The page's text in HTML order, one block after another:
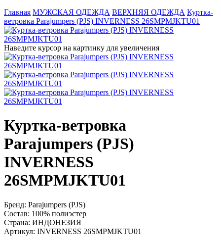
Главная МУЖСКАЯ ОДЕЖДА ВЕРХНЯЯ ОДЕЖДА Куртка-
ветровка Parajumpers (PJS) INVERNESS 26SMPMJKTU01
Наведите курсор на картинку для увеличения
Куртка-ветровка
Parajumpers (PJS)
INVERNESS
26SMPMJKTU01
Бренд: Parajumpers (PJS)
Состав: 100% полиэстер
Страна: ИНДОНЕЗИЯ
Артикул: INVERNESS 26SMPMJKTU01